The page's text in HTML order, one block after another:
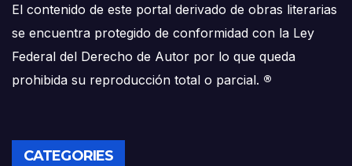
El contenido de este portal derivado de obras literarias
se encuentra protegido de conformidad con la Ley
Federal del Derecho de Autor por lo que queda
prohibida su reproducción total o parcial. ®
CATEGORIES